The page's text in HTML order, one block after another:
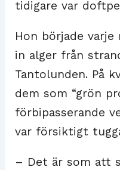
tidigare var
Hon började
in alger från
Tantolunden. På
dem som “grön
förbipasserande
var försiktigt
– Det är som att